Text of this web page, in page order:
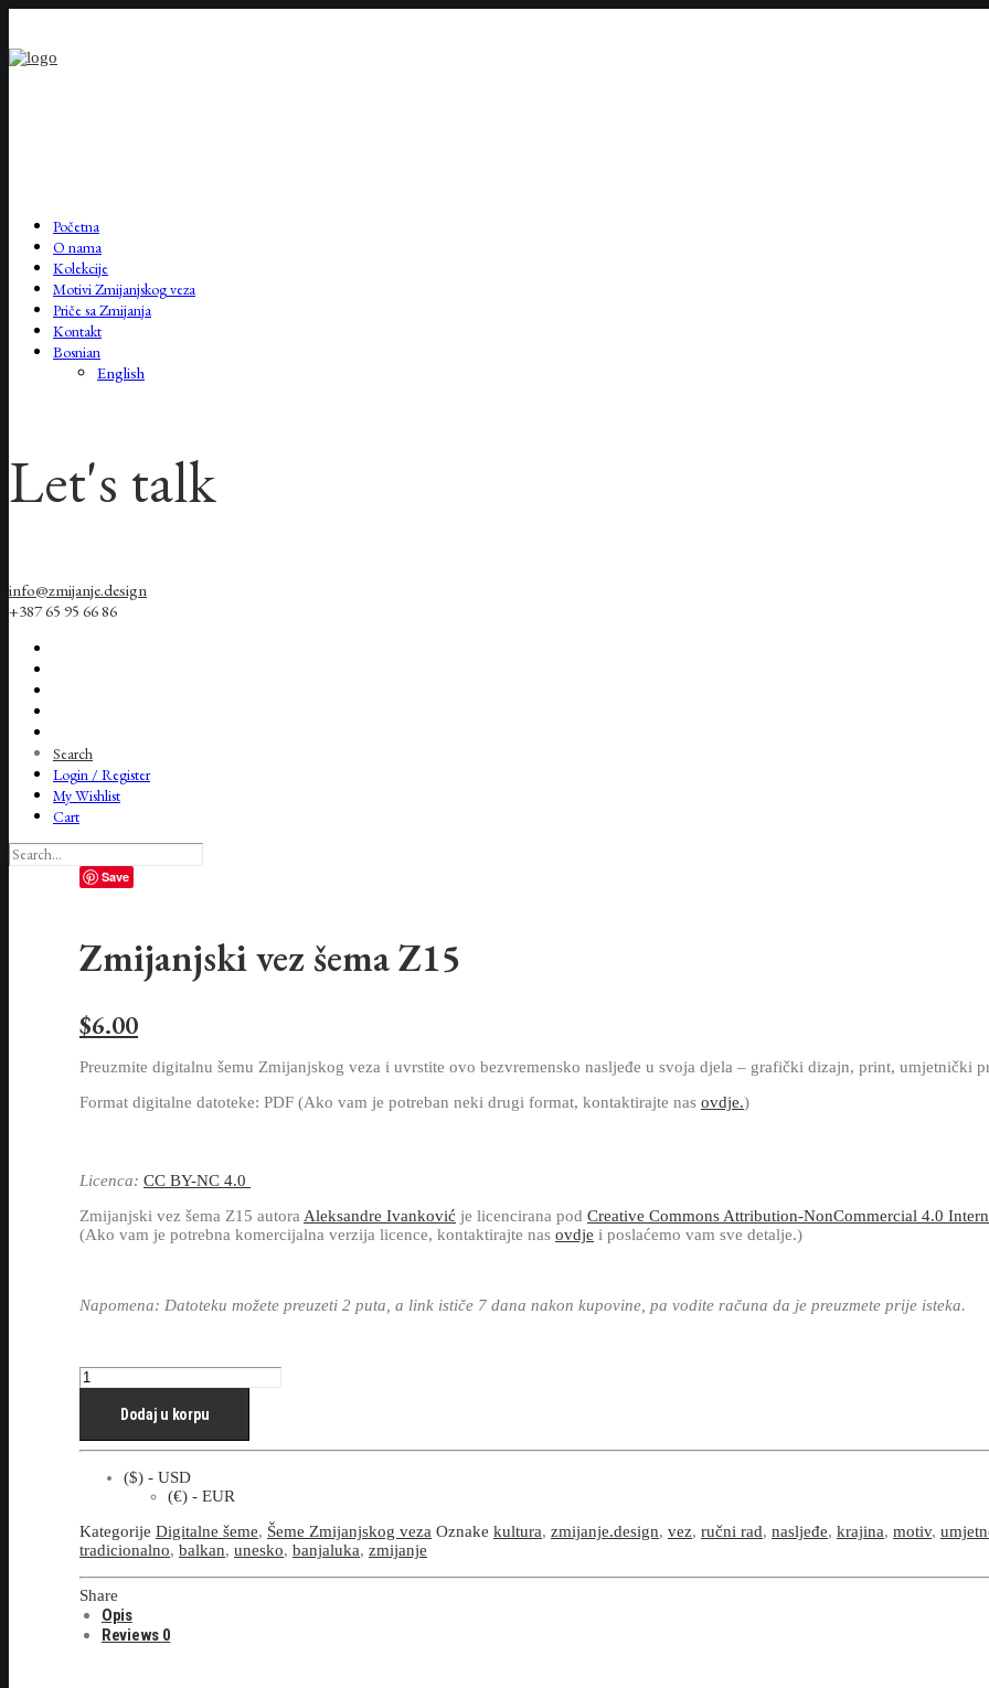
Početna
O nama
Kolekcije
Motivi Zmijanjskog veza
Priče sa Zmijanja
Kontakt
Bosnian
English
Let's talk
info@zmijanje.design
+387 65 95 66 86
Search
Login / Register
My Wishlist
Cart
Save
Zmijanjski vez šema Z15
$6.00
Preuzmite digitalnu šemu Zmijanjskog veza i uvrstite ovo bezvremensko nasljeđe u svoja djela – grafički dizajn, print,
Format digitalne datoteke: PDF (Ako vam je potreban neki drugi format, kontaktirajte nas ovdje.)
Licenca: CC BY-NC 4.0
Zmijanjski vez šema Z15 autora Aleksandre Ivanković je licencirana pod Creative Commons Attribution-NonCommercial 4.0
(Ako vam je potrebna komercijalna verzija licence, kontaktirajte nas ovdje i poslaćemo vam sve detalje.)
Napomena: Datoteku možete preuzeti 2 puta, a link ističe 7 dana nakon kupovine, pa vodite računa da je preuzmete prije isteka.
Zmijanjski
vez
količina
Dodaj u korpu
($) - USD
(€) - EUR
Kategorije Digitalne šeme, Šeme Zmijanjskog veza Oznake kultura, zmijanje.design, vez, ručni rad, nasljeđe, krajina, motiv,
tradicionalno, balkan, unesko, banjaluka, zmijanje
Share
Opis
Reviews 0